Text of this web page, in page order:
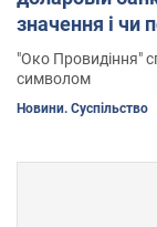
значення і чи
"Око Провидіння"
символом
Новини. Суспільство